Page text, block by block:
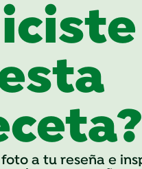
a tu reseña e